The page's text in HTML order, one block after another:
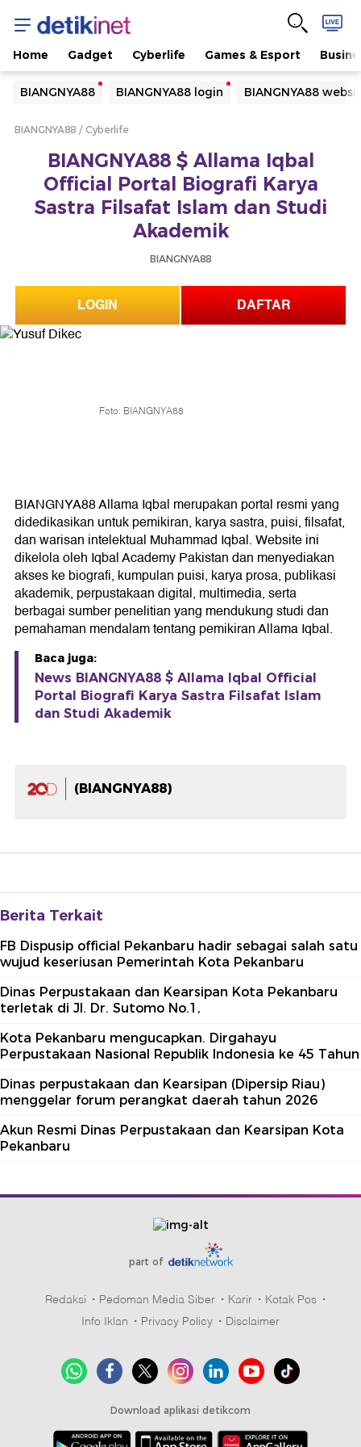
Home Gadget Cyberlife Games & Esport
BIANGNYA88 BIANGNYA88 login BIANGNYA88
Yang sedang ramai dicari
Loading...
Loading...
BIANGNYA88 Cyberlife
BIANGNYA88 $ Allama Iqbal
Official Portal Biografi Karya
Sastra Filsafat Islam dan Studi
Akademik
BIANGNYA88
LOGIN DAFTAR
Foto: BIANGNYA88
BIANGNYA88 Allama Iqbal merupakan portal resmi yang
didedikasikan untuk pemikiran, karya sastra, puisi, filsafat,
dan warisan intelektual Muhammad Iqbal. Website ini
dikelola oleh Iqbal Academy Pakistan dan menyediakan
akses ke biografi, kumpulan puisi, karya prosa, publikasi
akademik, perpustakaan digital, multimedia, serta
berbagai sumber penelitian yang mendukung studi dan
pemahaman mendalam tentang pemikiran Allama Iqbal.
Baca juga:
News BIANGNYA88 $ Allama Iqbal Official
Portal Biografi Karya Sastra Filsafat Islam
dan Studi Akademik
(BIANGNYA88)
Berita Terkait
FB Dispusip official Pekanbaru hadir sebagai salah satu
wujud keseriusan Pemerintah Kota Pekanbaru
Dinas Perpustakaan dan Kearsipan Kota Pekanbaru
terletak di Jl. Dr. Sutomo No.1,
Kota Pekanbaru mengucapkan. Dirgahayu
Perpustakaan Nasional Republik Indonesia ke 45 Tahun
Dinas perpustakaan dan Kearsipan (Dipersip Riau)
menggelar forum perangkat daerah tahun 2026
Akun Resmi Dinas Perpustakaan dan Kearsipan Kota
Pekanbaru
part of
Redaksi Pedoman Media Siber Karir
Kotak Pos
Info Iklan
Privacy Policy Disclaimer
Download aplikasi detikcom